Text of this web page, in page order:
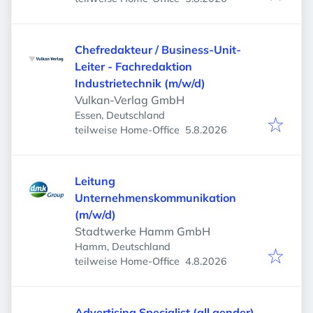
Chefredakteur / Business-Unit-
Leiter - Fachredaktion
Industrietechnik (m/w/d)
Vulkan-Verlag GmbH
Essen, Deutschland
teilweise Home-Office Veröffentlicht
5.8.2026
Leitung
Unternehmenskommunikation
(m/w/d)
Stadtwerke Hamm GmbH
Hamm, Deutschland
teilweise Home-Office Veröffentlicht
4.8.2026